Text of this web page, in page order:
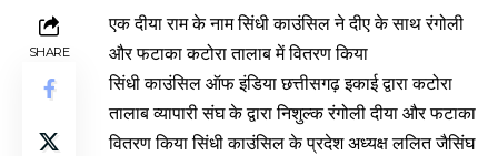
SHARE
एक दीया राम के नाम सिंधी काउंसिल ने दीए के साथ रंगोली
और फटाका कटोरा तालाब में वितरण किया
सिंधी काउंसिल ऑफ इंडिया छत्तीसगढ़ इकाई द्वारा कटोरा
तालाब व्यापारी संघ के द्वारा निशुल्क रंगोली दीया और फटाका
वितरण किया सिंधी काउंसिल के प्रदेश अध्यक्ष ललित जैसिंघ